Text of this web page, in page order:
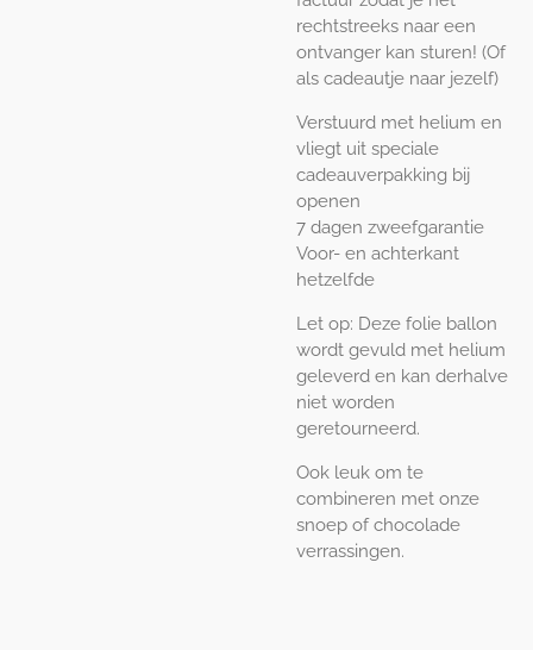
rechtstreeks naar een
ontvanger kan sturen! (Of
als cadeautje naar jezelf)
Verstuurd met helium en
vliegt uit speciale
cadeauverpakking bij
openen
7 dagen zweefgarantie
Voor- en achterkant
hetzelfde
Let op: Deze folie ballon
wordt gevuld met helium
geleverd en kan derhalve
niet worden
geretourneerd.
Ook leuk om te
combineren met onze
snoep of chocolade
verrassingen.